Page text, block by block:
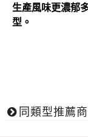
生產風味更濃郁
型。
同類型推薦